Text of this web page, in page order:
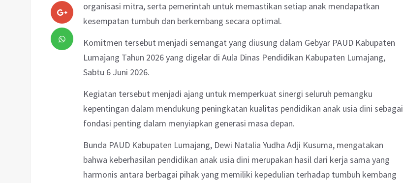
organisasi mitra, serta pemerintah untuk memastikan setiap anak mendapatkan
kesempatan tumbuh dan berkembang secara optimal.
Komitmen tersebut menjadi semangat yang diusung dalam Gebyar PAUD Kabupaten
Lumajang Tahun 2026 yang digelar di Aula Dinas Pendidikan Kabupaten Lumajang,
Sabtu 6 Juni 2026.
Kegiatan tersebut menjadi ajang untuk memperkuat sinergi seluruh pemangku
kepentingan dalam mendukung peningkatan kualitas pendidikan anak usia dini sebagai
fondasi penting dalam menyiapkan generasi masa depan.
Bunda PAUD Kabupaten Lumajang, Dewi Natalia Yudha Adji Kusuma, mengatakan
bahwa keberhasilan pendidikan anak usia dini merupakan hasil dari kerja sama yang
harmonis antara berbagai pihak yang memiliki kepedulian terhadap tumbuh kembang